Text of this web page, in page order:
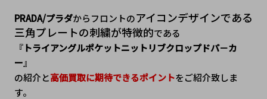
PRADA/プラダからフロントのアイコンデザインである
三角プレートの刺繍が特徴的である
『トライアングルポケットニットリブクロップドパ－カ
ー』
の紹介と高価買取に期待できるポイントをご紹介致しま
す。